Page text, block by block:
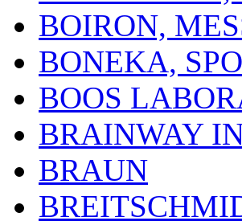
BOIRON,
BONEKA,
BOOS
BRAINWAY
BRAUN